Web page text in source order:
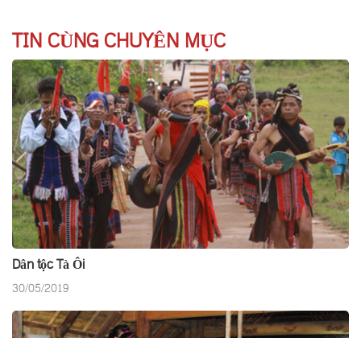
TIN CÙNG CHUYÊN MỤC
Dân tộc Tà Ôi
30/05/2019